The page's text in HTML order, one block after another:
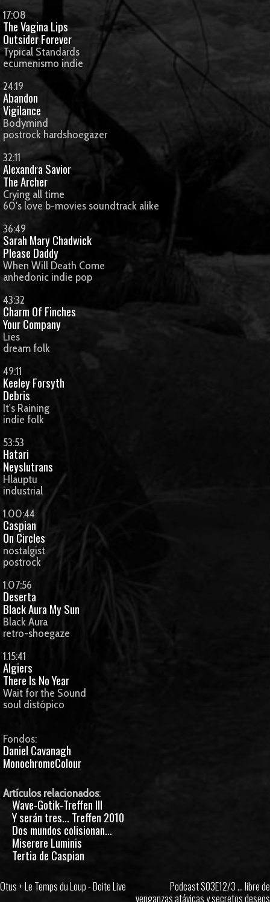
17:08
The Vagina Lips
Outsider Forever
Typical Standards
ecumenismo indie
24:19
Abandon
Vigilance
Bodymind
postrock hardshoegazer
32:11
Alexandra Savior
The Archer
Crying all time
60's love b-movies soundtrack alike
36:49
Sarah Mary Chadwick
Please Daddy
When Will Death Come
anhedonic indie pop
43:32
Charm Of Finches
Your Company
Lies
dream folk
49:11
Keeley Forsyth
Debris
It's Raining
indie folk
53:53
Hatari
Neyslutrans
Hlauptu
industrial
1.00:44
Caspian
On Circles
nostalgist
postrock
1.07:56
Deserta
Black Aura My Sun
Black Aura
retro-shoegaze
1.15:41
Algiers
There Is No Year
Wait for the Sound
soul distópico
Fondos:
Daniel Cavanagh
MonochromeColour
Artículos relacionados:
Wave-Gotik-Treffen III
Y serán tres... Treffen 2010
Dos mundos colisionan...
Miserere Luminis
Tertia de Caspian
Otus + Le Temps du Loup - Boite Live
Podcast S03E12/3 ... libre de
venganzas atávicas y secretos deseos